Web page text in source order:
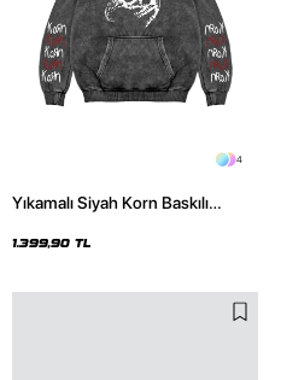
4
Yıkamalı Siyah Korn Baskılı
1.399,90 TL